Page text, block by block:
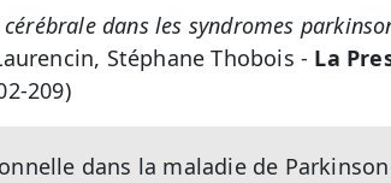
dans les syndromes
Stéphane Thobois - La
209)
dans la maladie de